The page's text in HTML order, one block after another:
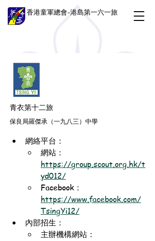
香港童軍總會-港島第一六一旅
青衣第十二旅
保良局羅傑承（一九八三）中學
網絡平台：
網站：
https://group.scout.org.hk/t
yd012/
Facebook：
https://www.facebook.com/
TsingYi12/
內部招生：
主辦機構網站：